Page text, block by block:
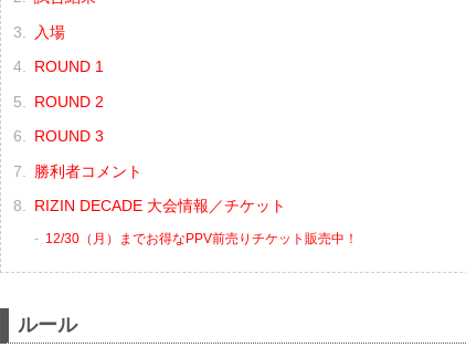
入場
ROUND 1
ROUND 2
ROUND 3
勝利者コメント
RIZIN DECADE 大会情報／チケット
12/30（月）までお得なPPV前売りチケット販売中！
ルール